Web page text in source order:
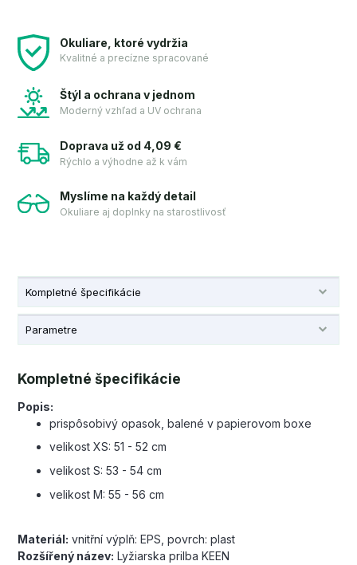
Okuliare, ktoré vydržia
Kvalitné a precízne spracované
Štýl a ochrana v jednom
Moderný vzhľad a UV ochrana
Doprava už od 4,09 €
Rýchlo a výhodne až k vám
Myslíme na každý detail
Okuliare aj doplnky na starostlivosť
Kompletné špecifikácie
Parametre
Kompletné špecifikácie
Popis:
prispôsobivý opasok, balené v papierovom boxe
velikost XS: 51 - 52 cm
velikost S: 53 - 54 cm
velikost M: 55 - 56 cm
Materiál: vnitřní výplň: EPS, povrch: plast
Rozšířený název: Lyžiarska prilba KEEN